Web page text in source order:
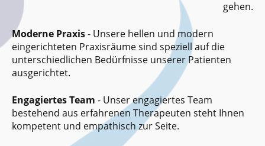
gehen.
Moderne Praxis- Unsere hellen und modern
eingerichteten Praxisräume sind speziell auf die
unterschiedlichen Bedürfnisse unserer Patienten
ausgerichtet.
Engagiertes Team - Unser engagiertes Team
bestehend aus erfahrenen Therapeuten steht Ihnen
kompetent und empathisch zur Seite.